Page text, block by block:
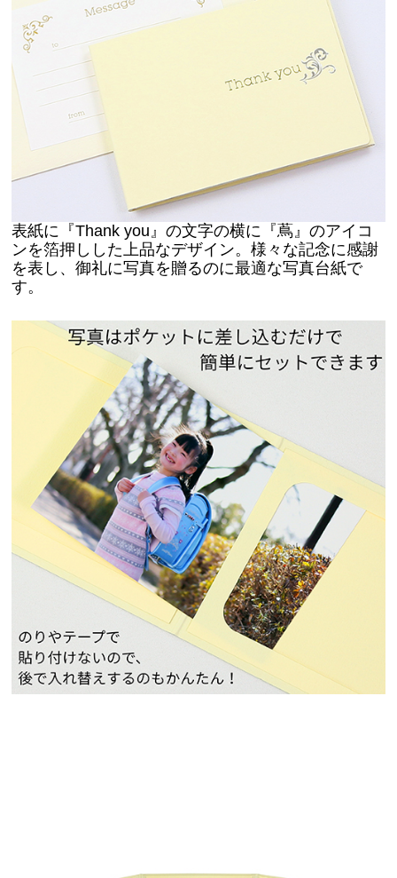
表紙に『Thank you』の文字の横に『蔦』のアイコ
ンを箔押しした上品なデザイン。様々な記念に感謝
を表し、御礼に写真を贈るのに最適な写真台紙で
す。